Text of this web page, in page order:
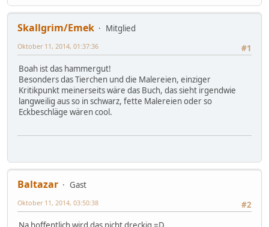
Skallgrim/Emek
Mitglied
#1
Oktober 11, 2014, 01:37:36
Boah ist das hammergut!
Besonders das Tierchen und die Malereien, einziger
Kritikpunkt meinerseits wäre das Buch, das sieht irgendwie
langweilig aus so in schwarz, fette Malereien oder so
Eckbeschläge wären cool.
Baltazar
Gast
#2
Oktober 11, 2014, 03:50:38